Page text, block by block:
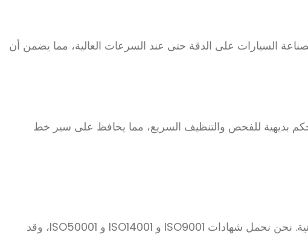
السيارات على الدقة حتى عند السرعات العالية، مما يضمن أن
بديهية للفحص والتنظيف السريع، مما يحافظ على سير خط
بصفتنا خط تغذية لقطع الليزر موثوق لمنتج تصنيع السيارات، نجلب أكثر من 15 عاما من الخبرة الدولية والخبرة التقنية. نحن نحمل شهادات ISO9001 و ISO14001 و ISO50001، وقد